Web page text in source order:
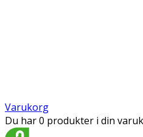
Varukorg
Du har 0 produkter i din